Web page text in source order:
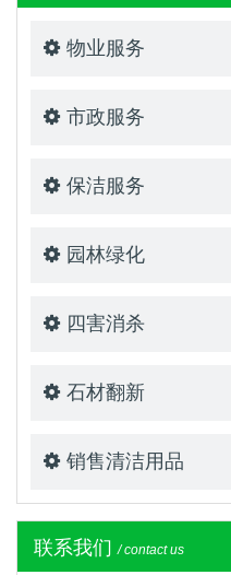
物业服务
市政服务
保洁服务
园林绿化
四害消杀
石材翻新
销售清洁用品
联系我们 / contact us